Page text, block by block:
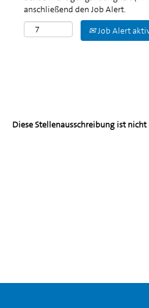
anschließend den Job Alert.
Job Alert
Diese Stellenausschreibung ist